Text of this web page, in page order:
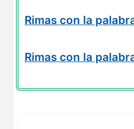
Rimas con la
Rimas con la